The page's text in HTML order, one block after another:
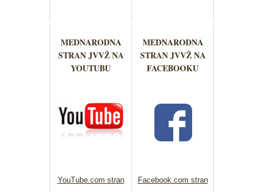
MEDNARODNA
STRAN JVVŽ NA
YOUTUBU
YouTube.com stran
MEDNARODNA
STRAN JVVŽ NA
FACEBOOKU
Facebook.com stran